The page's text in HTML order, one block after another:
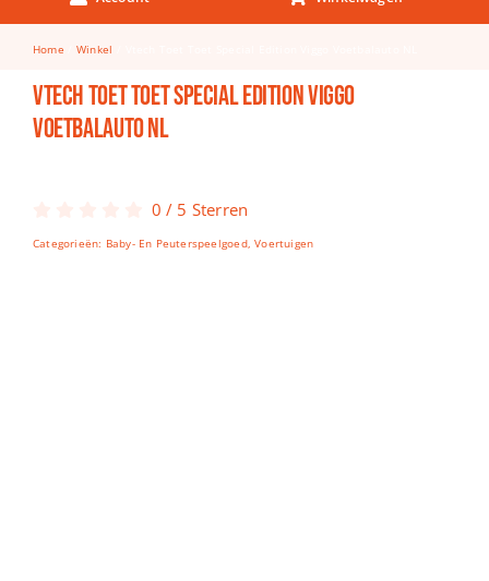
Keuken & Tafelen
Kinderfietsen
Knutselen
Puzzels
Home Winkel
Vtech Toet Toet Special Edition Viggo
Voetbalauto NL
0 / 5 Sterren
Categorieën: Baby- En Peuterspeelgoed,Voertuigen